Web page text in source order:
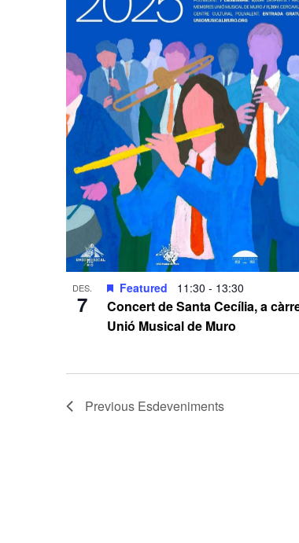
DES.
7
Concert de Santa Cecília, a
Unió Musical de Muro
Featured 11:30 - 13:30
Previous Esdeveniments